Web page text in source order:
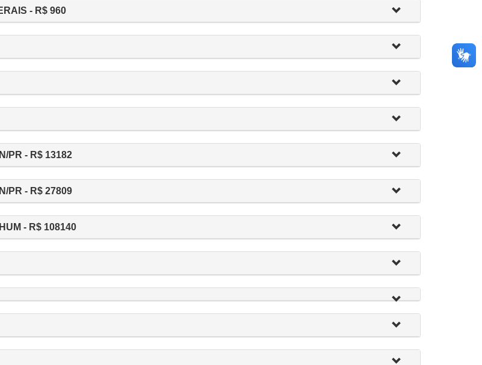
- R$ 960
PR - R$ 13182
PR - R$ 27809
- R$ 108140